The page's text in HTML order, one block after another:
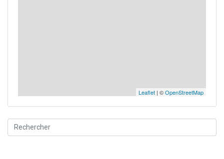
Leaflet | ©OpenStreetMap